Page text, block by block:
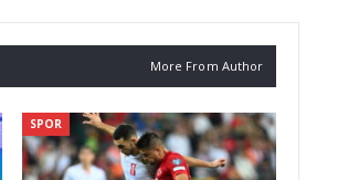
More From Author
SPOR